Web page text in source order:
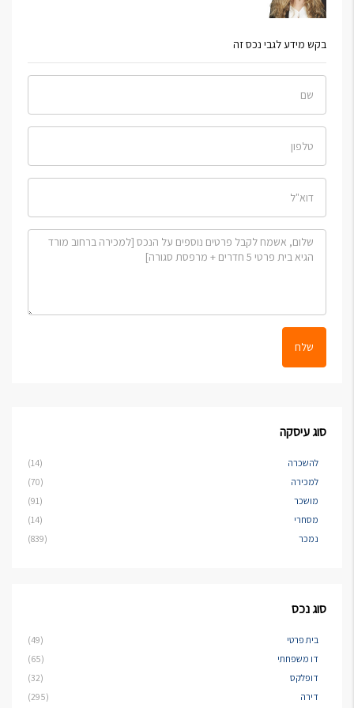
בקש מידע לגבי נכס זה
שלח
סוג עיסקה
להשכרה
(14)
למכירה
(70)
מושכר
(91)
מסחרי
(14)
נמכר
(839)
סוג נכס
בית פרטי
(49)
דו משפחתי
(65)
דופלקס
(32)
דירה
(295)